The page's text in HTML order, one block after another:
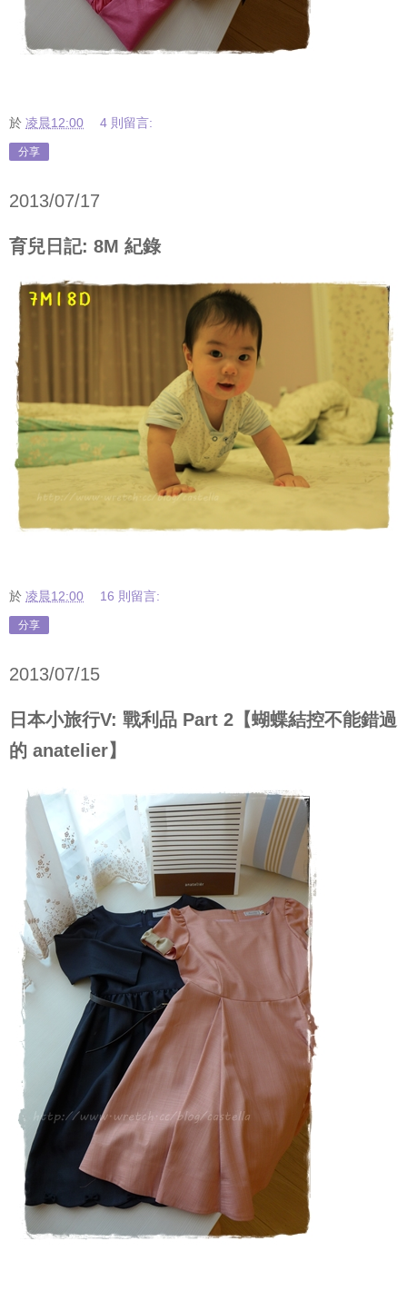
於 凌晨12:00 4 則留言:
分享
2013/07/17
育兒日記: 8M 紀錄
於 凌晨12:00 16 則留言:
分享
2013/07/15
日本小旅行V: 戰利品 Part 2【蝴蝶結控不能錯過
的 anatelier】